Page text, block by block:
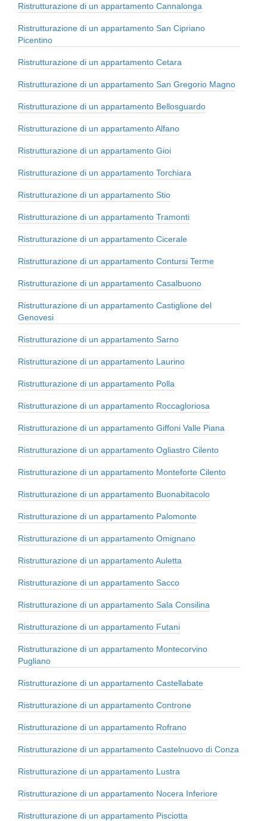
Ristrutturazione di un appartamento Cannalonga
Ristrutturazione di un appartamento San Cipriano
Picentino
Ristrutturazione di un appartamento Cetara
Ristrutturazione di un appartamento San Gregorio Magno
Ristrutturazione di un appartamento Bellosguardo
Ristrutturazione di un appartamento Alfano
Ristrutturazione di un appartamento Gioi
Ristrutturazione di un appartamento Torchiara
Ristrutturazione di un appartamento Stio
Ristrutturazione di un appartamento Tramonti
Ristrutturazione di un appartamento Cicerale
Ristrutturazione di un appartamento Contursi Terme
Ristrutturazione di un appartamento Casalbuono
Ristrutturazione di un appartamento Castiglione del
Genovesi
Ristrutturazione di un appartamento Sarno
Ristrutturazione di un appartamento Laurino
Ristrutturazione di un appartamento Polla
Ristrutturazione di un appartamento Roccagloriosa
Ristrutturazione di un appartamento Giffoni Valle Piana
Ristrutturazione di un appartamento Ogliastro Cilento
Ristrutturazione di un appartamento Monteforte Cilento
Ristrutturazione di un appartamento Buonabitacolo
Ristrutturazione di un appartamento Palomonte
Ristrutturazione di un appartamento Omignano
Ristrutturazione di un appartamento Auletta
Ristrutturazione di un appartamento Sacco
Ristrutturazione di un appartamento Sala Consilina
Ristrutturazione di un appartamento Futani
Ristrutturazione di un appartamento Montecorvino
Pugliano
Ristrutturazione di un appartamento Castellabate
Ristrutturazione di un appartamento Controne
Ristrutturazione di un appartamento Rofrano
Ristrutturazione di un appartamento Castelnuovo di Conza
Ristrutturazione di un appartamento Lustra
Ristrutturazione di un appartamento Nocera Inferiore
Ristrutturazione di un appartamento Pisciotta